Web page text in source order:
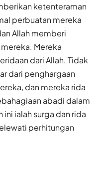
ketenteraman
perbuatan mereka
Allah memberi
Mereka
dari Allah. Tidak
dari penghargaan
dan mereka rida
abadi dalam
ini ialah surga dan rida
perhitungan